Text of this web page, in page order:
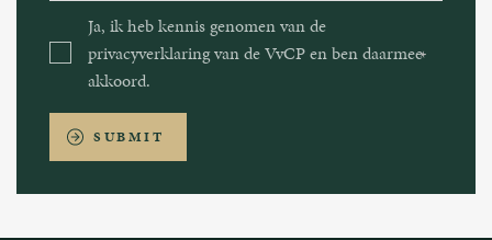
mailadres
Consent
Ja, ik heb kennis genomen van de
privacyverklaring van de VvCP en ben daarmee
akkoord.
SUBMIT